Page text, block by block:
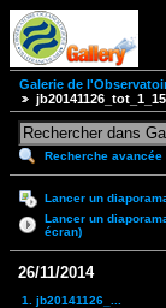
Galerie de
Recherche avancée
Lancer un
Lancer un
écran)
26/11/2014
1. jb20141126_...